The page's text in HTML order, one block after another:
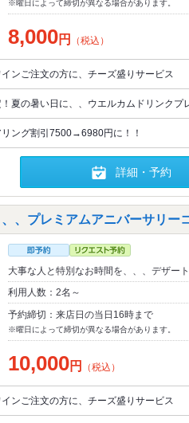
※曜日によって締切が異なる場合があります。
8,000円 （税込）
ンご注文の方に、チーズ盛りサービス
夏の暑い日に、、ウエルカムドリンクプ
ング割引7500→6980円に！！
詳細・予約
、、プレミアムアニバーサリ
大事な人と特別なお時間を、、、デザー
利用人数：2名～
予約締切：来店日の当日16時まで
※曜日によって締切が異なる場合があります。
10,000円 （税込）
ンご注文の方に、チーズ盛りサービス